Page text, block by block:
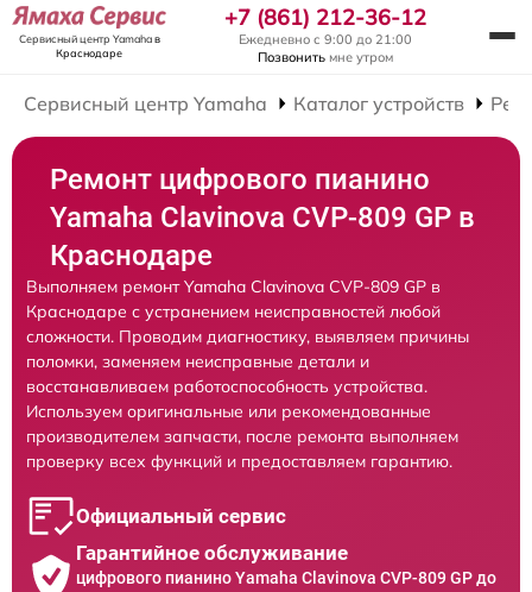
Сервисный центр Yamahaв
Краснодаре
+7 (861) 212-36-12
Ежедневно с 9:00 до 21:00
Позвонить мне утром
Сервисный центр Yamaha Каталог устройств
Ремонт цифрового пианино
Yamaha Clavinova CVP-809 GP в
Краснодаре
Выполняем ремонт Yamaha Clavinova CVP-809 GP в
Краснодаре с устранением неисправностей любой
сложности. Проводим диагностику, выявляем причины
поломки, заменяем неисправные детали и
восстанавливаем работоспособность устройства.
Используем оригинальные или рекомендованные
производителем запчасти, после ремонта выполняем
проверку всех функций и предоставляем гарантию.
Официальный сервис
Гарантийное обслуживание
цифрового пианино Yamaha Clavinova CVP-809 GP до